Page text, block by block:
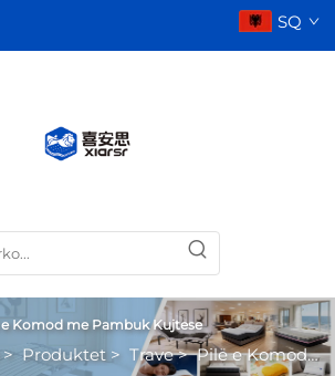
SQ
e Komod me Pambuk Kujtese
> Produktet > Trave>Pilë e Komod me Pambuk Kujtese